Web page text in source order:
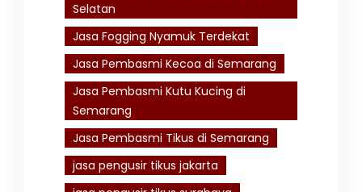
Selatan
Jasa Fogging Nyamuk Terdekat
Jasa Pembasmi Kecoa di Semarang
Jasa Pembasmi Kutu Kucing di
Semarang
Jasa Pembasmi Tikus di Semarang
jasa pengusir tikus jakarta